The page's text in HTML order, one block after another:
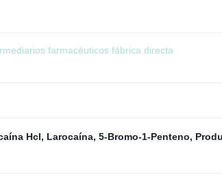
farmacéuticos fábrica directa
Hcl, Larocaína, 5-Bromo-1-Penteno,